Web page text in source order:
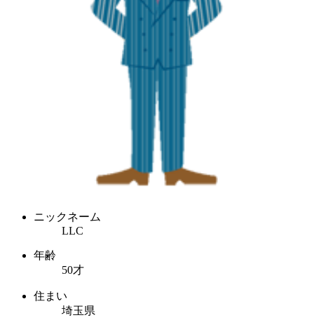
ニックネーム
LLC
年齢
50才
住まい
埼玉県